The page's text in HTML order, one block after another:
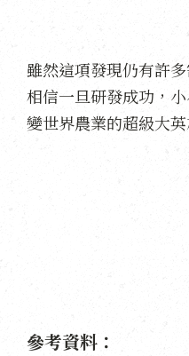
雖然這項發現仍有許
相信一旦研發成功，
變世界農業的超級大英
參考資料：